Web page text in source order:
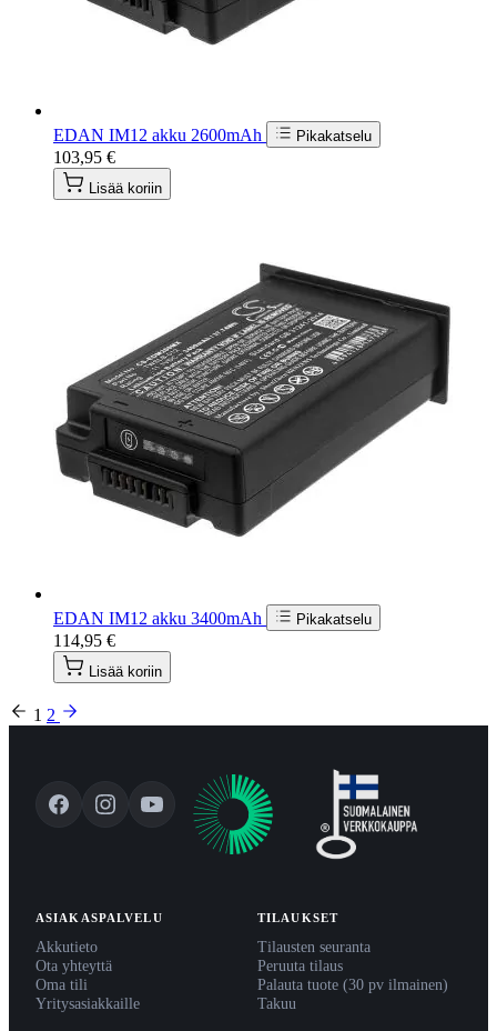
EDAN IM12 akku 2600mAh Pikakatselu
103,95 €
Lisää koriin
EDAN IM12 akku 3400mAh Pikakatselu
114,95 €
Lisää koriin
1 2
ASIAKASPALVELU
Akkutieto
Ota yhteyttä
Oma tili
Yritysasiakkaille
TILAUKSET
Tilausten seuranta
Peruuta tilaus
Palauta tuote (30 pv ilmainen)
Takuu